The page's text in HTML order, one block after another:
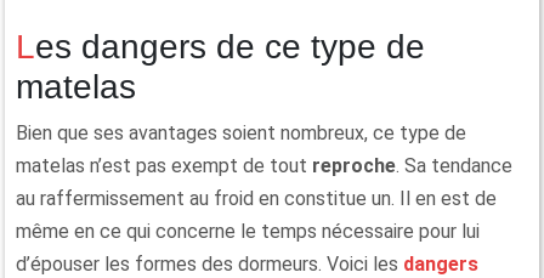
Les dangers de ce type de
matelas
Bien que ses avantages soient nombreux, ce type de
matelas n’est pas exempt de tout reproche. Sa tendance
au raffermissement au froid en constitue un. Il en est de
même en ce qui concerne le temps nécessaire pour lui
d’épouser les formes des dormeurs. Voici les dangers